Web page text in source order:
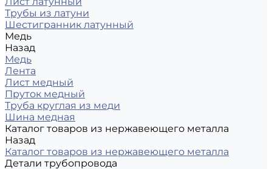
Трубы из латуни
Шестигранник латунный
Медь
Назад
Медь
Лента
Лист медный
Пруток медный
Труба круглая из меди
Шина медная
Каталог товаров из нержавеющего металла
Назад
Каталог товаров из нержавеющего металла
Детали трубопровода